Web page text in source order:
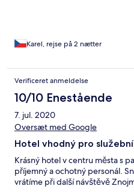
Karel, rejse på 2 nætter
Verificeret anmeldelse
10/10 Enestående
7. jul. 2020
Oversæt med Google
Hotel vhodný pro
Krásný hotel v centru města s
příjemný a ochotný personál.
vrátíme při další návštěvě